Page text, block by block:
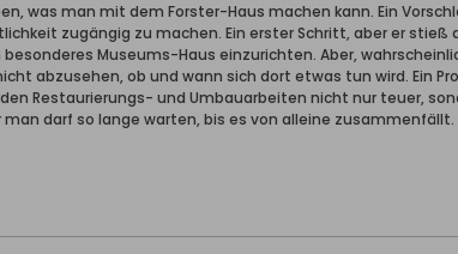
was man mit dem Forster-Haus machen kann. Ein
zugängig zu machen. Ein erster Schritt, aber er stieß
Museums-Haus einzurichten. Aber,
abzusehen, ob und wann sich dort etwas tun wird. Ein
Restaurierungs- und Umbauarbeiten nicht nur teuer,
darf so lange warten, bis es von alleine